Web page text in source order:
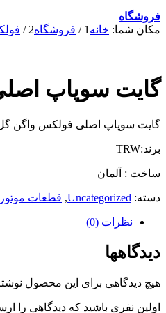
فروشگاه
مکان شما: خانه 1
/ فروشگاه2
/
گایت سوپاپ
گایت سوپاپ اصلی فولکس واگن
برند:TRW
ساخت : آلمان
دسته: Uncategorized
, قطعات
نظرات (0)
دیدگاهها
هیچ دیدگاهی برای این محصول
اولین نفری باشید که دیدگاهی